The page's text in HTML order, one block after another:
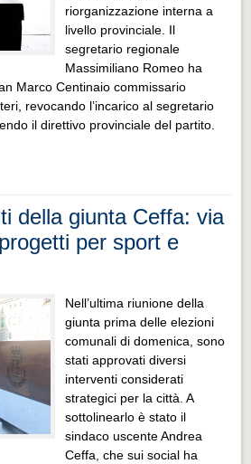
riorganizzazione interna a
livello provinciale. Il
segretario regionale
Massimiliano Romeo ha
Marco Centinaio commissario
revocando l’incarico al segretario
il direttivo provinciale del partito.
della giunta Ceffa: via
per sport e
Nell’ultima riunione della
giunta prima delle elezioni
comunali di domenica, sono
stati approvati diversi
interventi considerati
strategici per la città. A
sottolinearlo è stato il
sindaco uscente Andrea
Ceffa, che sui social ha